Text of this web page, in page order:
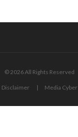
© 2026 All Rights Reserved
Disclaimer Media Cyber